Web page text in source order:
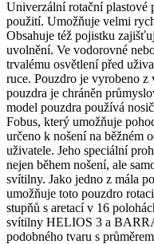
Univerzální rotační plastové
použití. Umožňuje velmi
Obsahuje též pojistku
uvolnění. Ve vodorovné
trvalému osvětlení před
ruce. Pouzdro je vyrobeno z
pouzdra je chráněn
model pouzdra používá
Fobus, který umožňuje
určeno k nošení na běžném
uživatele. Jeho speciální
nejen během nošení, ale
svítilny. Jako jedno z mála
umožňuje toto pouzdro
stupňů s aretací v 16
svítilny HELIOS 3 a
podobného tvaru s